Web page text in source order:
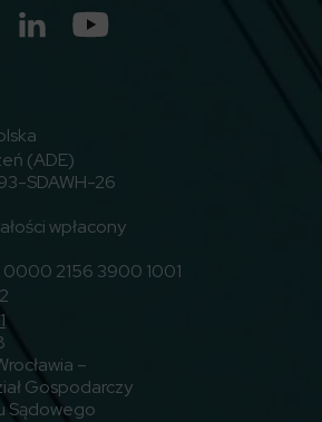
do Facebook
Przejdź do Linkedin
(ADE)
SDAWH-26
wpłacony
0000 2156 3900 1001
–
Gospodarczy
Sądowego